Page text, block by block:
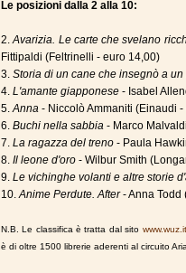
Le posizioni dalla 2 alla 10:
2.Avarizia. Le carte che svelano
Fittipaldi (Feltrinelli - euro 14,00)
3. Storia di un cane che insegnò a
4. L'amante giapponese - Isabel
5. Anna - Niccolò Ammaniti (Einaudi
6. Buchi nella sabbia - Marco
7. La ragazza del treno - Paula
8. Il leone d'oro - Wilbur Smith
9. Le vichinghe volanti e altre storie
10. Anime Perdute. After- Anna Todd
N.B. Le classifica è tratta dal sito www.wuz.it
è di oltre 1500 librerie aderenti al circuito